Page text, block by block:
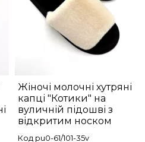
Жіночі молочні хутряні
капці "Котики" на
вуличній підошві з
відкритим носком
Код pu0-61/101-35v